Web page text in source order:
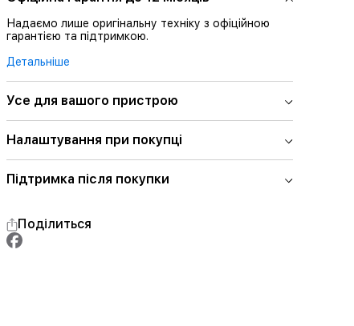
Надаємо лише оригінальну техніку з офіційною
гарантією та підтримкою.
Детальніше
Усе для вашого пристрою
Налаштування при покупці
Підтримка після покупки
Поділиться